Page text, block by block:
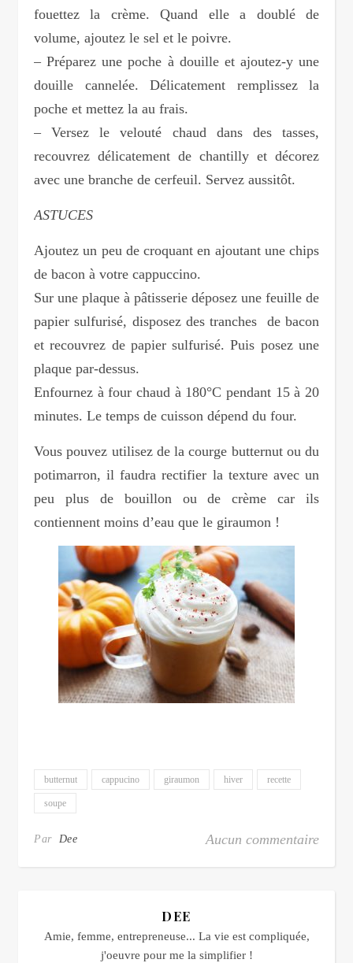
fouettez la crème. Quand elle a doublé de
volume, ajoutez le sel et le poivre.
– Préparez une poche à douille et ajoutez-y une
douille cannelée. Délicatement remplissez la
poche et mettez la au frais.
– Versez le velouté chaud dans des tasses,
recouvrez délicatement de chantilly et décorez
avec une branche de cerfeuil. Servez aussitôt.
ASTUCES
Ajoutez un peu de croquant en ajoutant une chips
de bacon à votre cappuccino.
Sur une plaque à pâtisserie déposez une feuille de
papier sulfurisé, disposez des tranches de bacon
et recouvrez de papier sulfurisé. Puis posez une
plaque par-dessus.
Enfournez à four chaud à 180°C pendant 15 à 20
minutes. Le temps de cuisson dépend du four.
Vous pouvez utilisez de la courge butternut ou du
potimarron, il faudra rectifier la texture avec un
peu plus de bouillon ou de crème car ils
contiennent moins d’eau que le giraumon !
butternut cappucino giraumon hiver recette
soupe
Par Dee Aucun commentaire
DEE
Amie, femme, entrepreneuse... La vie est compliquée,
j'oeuvre pour me la simplifier !